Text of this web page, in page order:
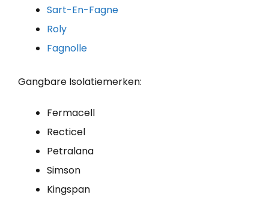
Sart-En-Fagne
Roly
Fagnolle
Gangbare Isolatiemerken:
Fermacell
Recticel
Petralana
Simson
Kingspan